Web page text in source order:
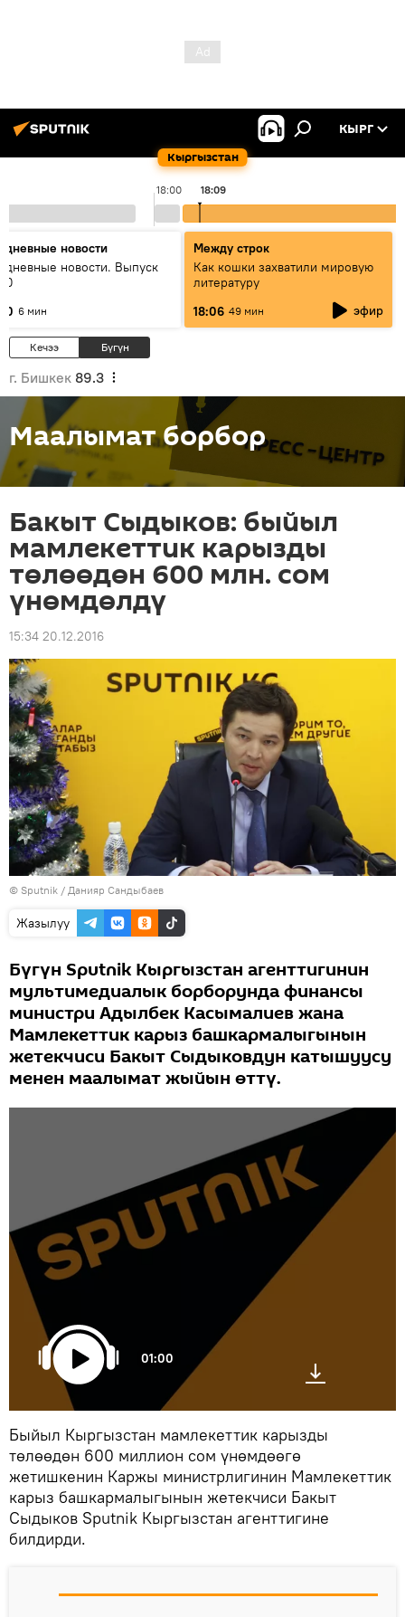
Кыргызстан
КЫРГ
18:00 18:09
новости
новости. Выпуск
6 мин
Между строк
Как кошки захватили мировую
литературу
18:06 49 мин эфир
Кечээ Бүгүн
г. Бишкек 89.3
Маалымат борбор
Бакыт Сыдыков: быйыл
мамлекеттик карызды
төлөөдөн 600 млн. сом
үнөмдөлдү
15:34 20.12.2016
© Sputnik / Данияр Сандыбаев
Жазылуу
Бүгүн Sputnik Кыргызстан агенттигинин
мультимедиалык борборунда финансы
министри Адылбек Касымалиев жана
Мамлекеттик карыз башкармалыгынын
жетекчиси Бакыт Сыдыковдун катышуусу
менен маалымат жыйын өттү.
01:00
Быйыл Кыргызстан мамлекеттик карызды
төлөөдөн 600 миллион сом үнөмдөөгө
жетишкенин Каржы министрлигинин Мамлекеттик
карыз башкармалыгынын жетекчиси Бакыт
Сыдыков Sputnik Кыргызстан агенттигине
билдирди.